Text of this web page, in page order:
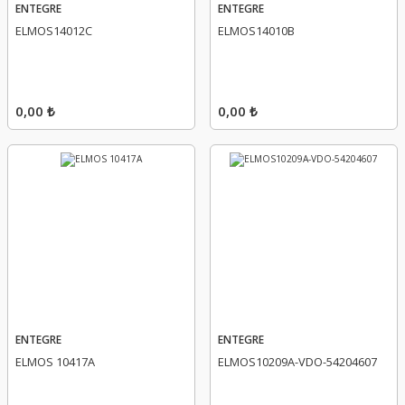
ENTEGRE
ELMOS14012C
0,00 ₺
ENTEGRE
ELMOS14010B
0,00 ₺
ENTEGRE
ELMOS 10417A
ENTEGRE
ELMOS10209A-VDO-54204607